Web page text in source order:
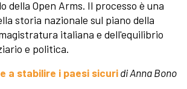
della Open Arms. Il processo è una
storia nazionale sul piano della
italiana e dell'equilibrio
e politica.
a stabilire i paesi sicuridi Anna Bono